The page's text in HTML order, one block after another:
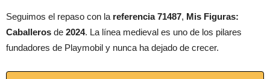
Seguimos el repaso con la referencia 71487, Mis Figuras:
Caballeros de 2024. La línea medieval es uno de los pilares
fundadores de Playmobil y nunca ha dejado de crecer.